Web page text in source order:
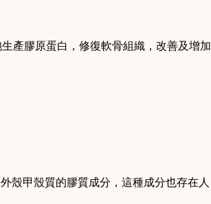
產膠原蛋白，修復軟骨組織，改善及增加
殼甲殼質的膠質成分，這種成分也存在人